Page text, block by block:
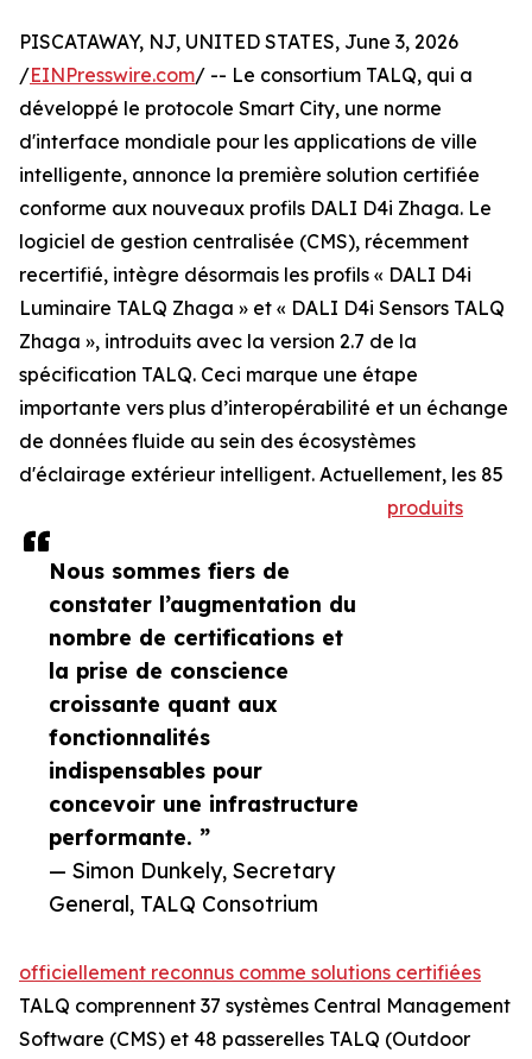
Nous sommes fiers de
constater l’augmentation du
nombre de certifications et
la prise de conscience
croissante quant aux
fonctionnalités
indispensables pour
concevoir une infrastructure
performante. ”
— Simon Dunkely, Secretary
General, TALQ Consotrium
PISCATAWAY, NJ, UNITED STATES, June 3, 2026
/EINPresswire.com/ -- Le consortium TALQ, qui a
développé le protocole Smart City, une norme
d'interface mondiale pour les applications de ville
intelligente, annonce la première solution certifiée
conforme aux nouveaux profils DALI D4i Zhaga. Le
logiciel de gestion centralisée (CMS), récemment
recertifié, intègre désormais les profils « DALI D4i
Luminaire TALQ Zhaga » et « DALI D4i Sensors TALQ
Zhaga », introduits avec la version 2.7 de la
spécification TALQ. Ceci marque une étape
importante vers plus d’interopérabilité et un échange
de données fluide au sein des écosystèmes
d'éclairage extérieur intelligent. Actuellement, les 85
produits
officiellement reconnus comme solutions certifiées
TALQ comprennent 37 systèmes Central Management
Software (CMS) et 48 passerelles TALQ (Outdoor